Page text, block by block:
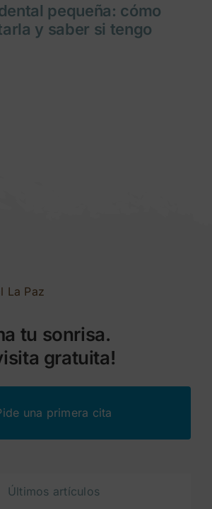
pequeña: cómo
y saber si tengo
tu sonrisa.
gratuita!
una primera cita
Últimos artículos